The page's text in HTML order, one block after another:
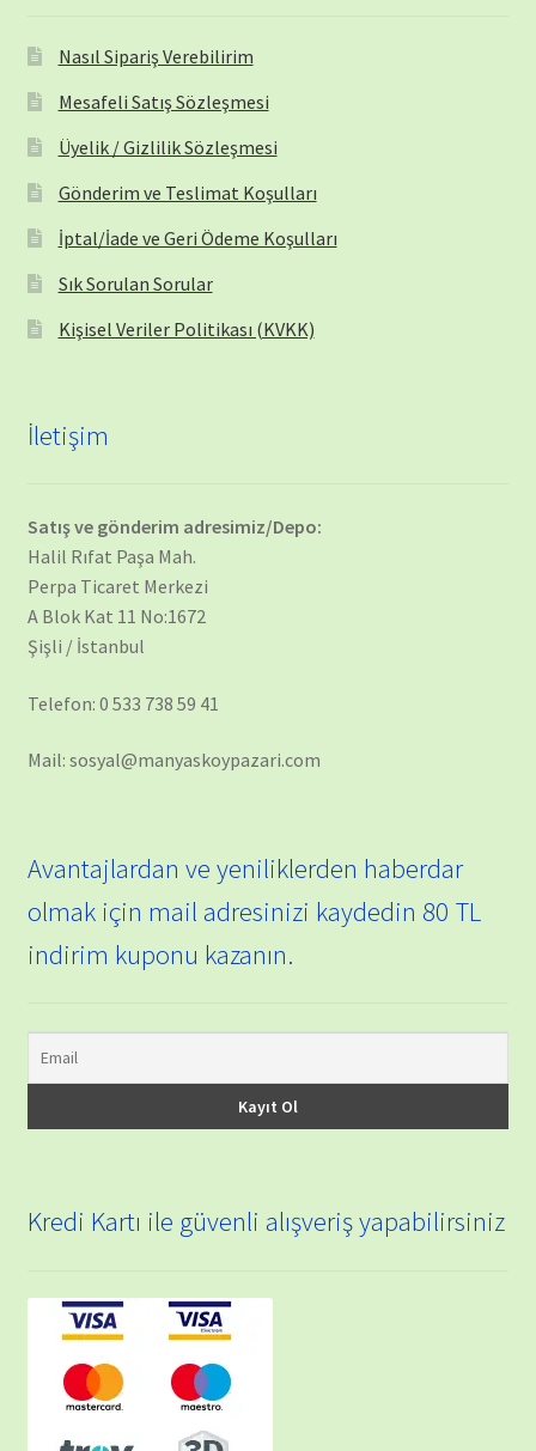
Nasıl Sipariş Verebilirim
Mesafeli Satış Sözleşmesi
Üyelik / Gizlilik Sözleşmesi
Gönderim ve Teslimat Koşulları
İptal/İade ve Geri Ödeme Koşulları
Sık Sorulan Sorular
Kişisel Veriler Politikası (KVKK)
İletişim
Satış ve gönderim adresimiz/Depo:
Halil Rıfat Paşa Mah.
Perpa Ticaret Merkezi
A Blok Kat 11 No:1672
Şişli / İstanbul
Telefon: 0 533 738 59 41
Mail: sosyal@manyaskoypazari.com
Avantajlardan ve yeniliklerden haberdar
olmak için mail adresinizi kaydedin 80 TL
indirim kuponu kazanın.
Kredi Kartı ile güvenli alışveriş yapabilirsiniz